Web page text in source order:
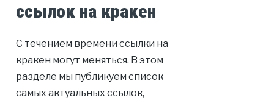
ссылок на кракен
С течением времени ссылки на
кракен могут меняться. В этом
разделе мы публикуем список
самых актуальных ссылок,